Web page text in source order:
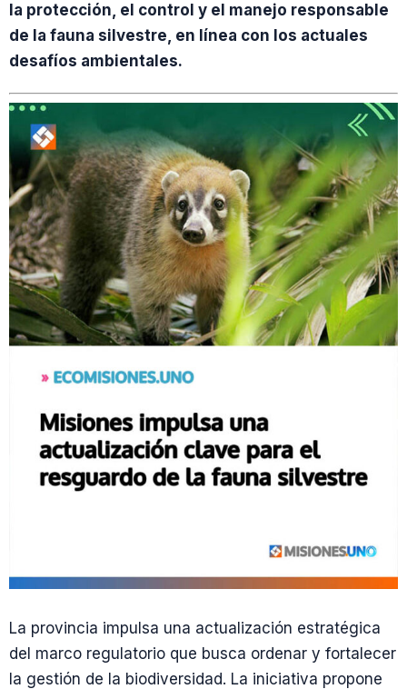
la protección, el control y el manejo responsable
de la fauna silvestre, en línea con los actuales
desafíos ambientales.
La provincia impulsa una actualización estratégica
del marco regulatorio que busca ordenar y fortalecer
la gestión de la biodiversidad. La iniciativa propone